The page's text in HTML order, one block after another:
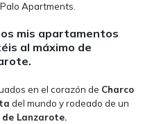
Apartments.
mis apartamentos
al máximo de
en el corazón de Charco
del mundo y rodeado de un
de Lanzarote.